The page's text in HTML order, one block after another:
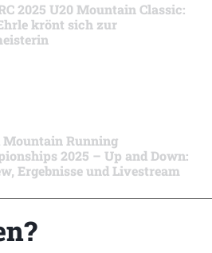
2025 U20 Mountain Classic:
krönt sich zur
Running
2025 – Up and Down:
Ergebnisse und Livestream